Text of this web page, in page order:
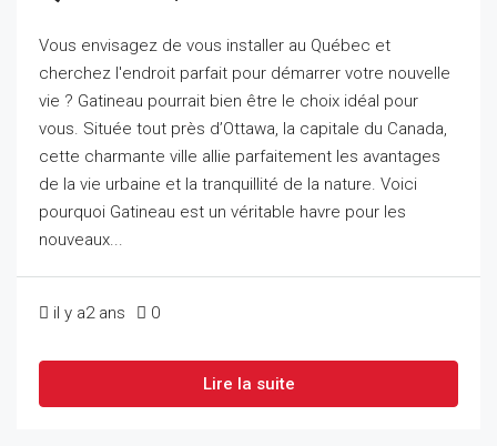
Vous envisagez de vous installer au Québec et
cherchez l'endroit parfait pour démarrer votre nouvelle
vie ? Gatineau pourrait bien être le choix idéal pour
vous. Située tout près d’Ottawa, la capitale du Canada,
cette charmante ville allie parfaitement les avantages
de la vie urbaine et la tranquillité de la nature. Voici
pourquoi Gatineau est un véritable havre pour les
nouveaux...
il y a2 ans 0
Lire la suite